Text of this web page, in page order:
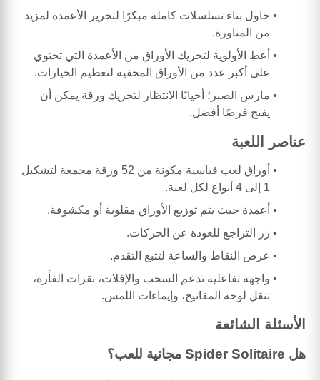
حاول بناء تسلسلات كاملة مبكرًا لتحرير الأعمدة لمزيد
من المناورة.
أعطِ الأولوية لتحريك الأوراق من الأعمدة التي تحتوي
على أكبر عدد من الأوراق المخفية لتعظيم الخيارات.
مارس الصبر؛ أحيانًا الانتظار لتحريك ورقة يمكن أن
يفتح فرصًا أفضل.
عناصر اللعبة
أوراق لعب قياسية مكونة من 52 ورقة مجمعة لتشكيل
1 إلى 4 أنواع لكل لعبة.
أعمدة حيث يتم توزيع الأوراق مقلوبة أو مكشوفة.
زر التراجع للعودة عن الحركات.
عرض النقاط والساعة لتتبع التقدم.
واجهة تفاعلية تدعم السحب والإفلات، نقرات الفأرة،
تنقل لوحة المفاتيح، وإيماءات اللمس.
الأسئلة الشائعة
هل Spider Solitaire مجانية للعب؟